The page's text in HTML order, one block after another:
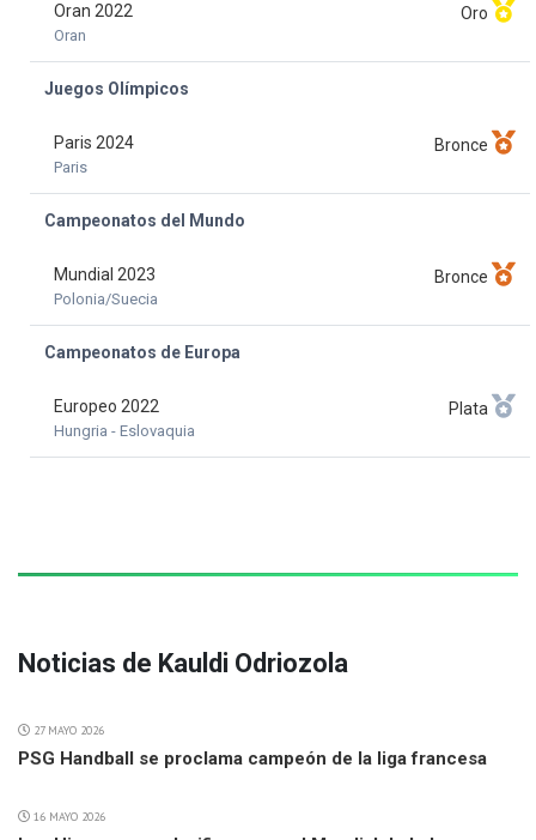
Oran 2022
Oran
Oro
Juegos Olímpicos
Paris 2024
Paris
Bronce
Campeonatos del Mundo
Mundial 2023
Polonia/Suecia
Bronce
Campeonatos de Europa
Europeo 2022
Hungria - Eslovaquia
Plata
Noticias de Kauldi Odriozola
27 MAYO 2026
PSG Handball se proclama campeón de la liga francesa
16 MAYO 2026